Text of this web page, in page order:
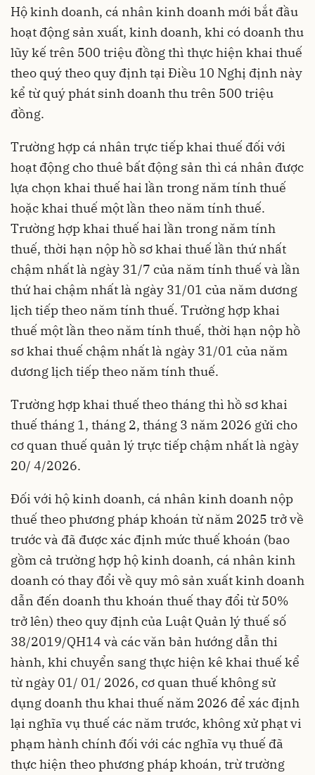
Hộ kinh doanh, cá nhân kinh doanh mới bắt đầu
hoạt động sản xuất, kinh doanh, khi có doanh thu
lũy kế trên 500 triệu đồng thì thực hiện khai thuế
theo quý theo quy định tại Điều 10 Nghị định này
kể từ quý phát sinh doanh thu trên 500 triệu
đồng.
Trường hợp cá nhân trực tiếp khai thuế đối với
hoạt động cho thuê bất động sản thì cá nhân được
lựa chọn khai thuế hai lần trong năm tính thuế
hoặc khai thuế một lần theo năm tính thuế.
Trường hợp khai thuế hai lần trong năm tính
thuế, thời hạn nộp hồ sơ khai thuế lần thứ nhất
chậm nhất là ngày 31/7 của năm tính thuế và lần
thứ hai chậm nhất là ngày 31/01 của năm dương
lịch tiếp theo năm tính thuế. Trường hợp khai
thuế một lần theo năm tính thuế, thời hạn nộp hồ
sơ khai thuế chậm nhất là ngày 31/01 của năm
dương lịch tiếp theo năm tính thuế.
Trường hợp khai thuế theo tháng thì hồ sơ khai
thuế tháng 1, tháng 2, tháng 3 năm 2026 gửi cho
cơ quan thuế quản lý trực tiếp chậm nhất là ngày
20/ 4/2026.
Đối với hộ kinh doanh, cá nhân kinh doanh nộp
thuế theo phương pháp khoán từ năm 2025 trở về
trước và đã được xác định mức thuế khoán (bao
gồm cả trường hợp hộ kinh doanh, cá nhân kinh
doanh có thay đổi về quy mô sản xuất kinh doanh
dẫn đến doanh thu khoán thuế thay đổi từ 50%
trở lên) theo quy định của Luật Quản lý thuế số
38/2019/QH14 và các văn bản hướng dẫn thi
hành, khi chuyển sang thực hiện kê khai thuế kể
từ ngày 01/ 01/ 2026, cơ quan thuế không sử
dụng doanh thu khai thuế năm 2026 để xác định
lại nghĩa vụ thuế các năm trước, không xử phạt vi
phạm hành chính đối với các nghĩa vụ thuế đã
thực hiện theo phương pháp khoán, trừ trường